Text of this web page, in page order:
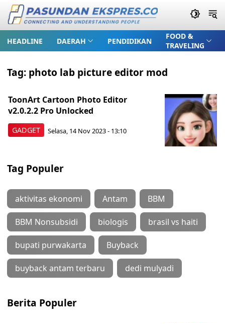
HEADLINE DAERAH PENDIDIKAN
FOOD &
TRAVELING
Tag: photo lab picture editor mod
GADGET
ToonArt Cartoon Photo Editor
v2.0.2.2 Pro Unlocked
Selasa, 14 Nov 2023 - 13:10
Tag Populer
aktivitas ekonomi Antam BBM
BBM Nonsubsidi biologis brasil vs haiti
bupati purwakarta Buyback
buyback antam terbaru dedi mulyadi
Berita Populer